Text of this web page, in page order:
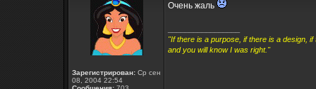
Зарегистрирован: Ср сен
08, 2004 22:54
Очень жаль
"If there is a purpose, if there is a design,
and you will know I was right."